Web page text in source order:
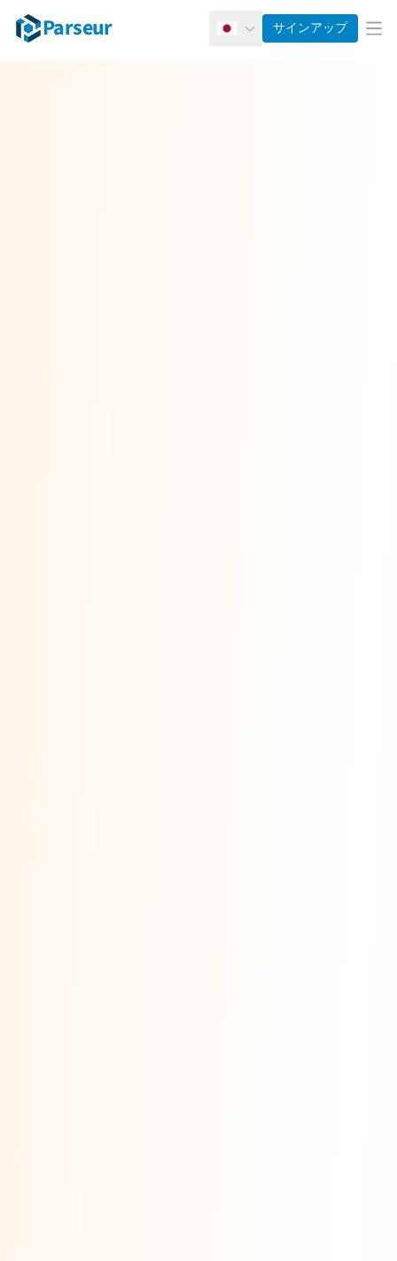
Parseur 日本語サインアップ メ